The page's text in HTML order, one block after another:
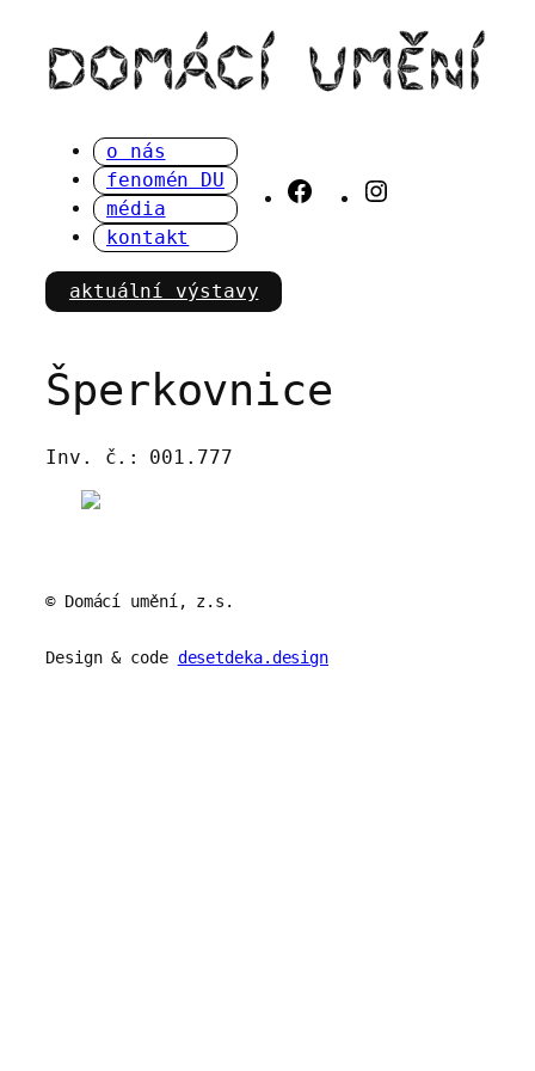
obsah
o nás
fenomén DU
média
kontakt
Facebook
aktuální výstavy
Šperkovnice
Inv. č.: 001.777
© Domácí umění, z.s.
Design & code desetdeka.design